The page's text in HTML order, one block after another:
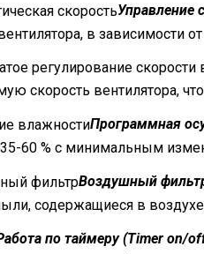
Управление
в зависимости
скорость вентилятора,
Программная
60 % с минимальным
Воздушный
содержащиеся в
по таймеру (Timer on/